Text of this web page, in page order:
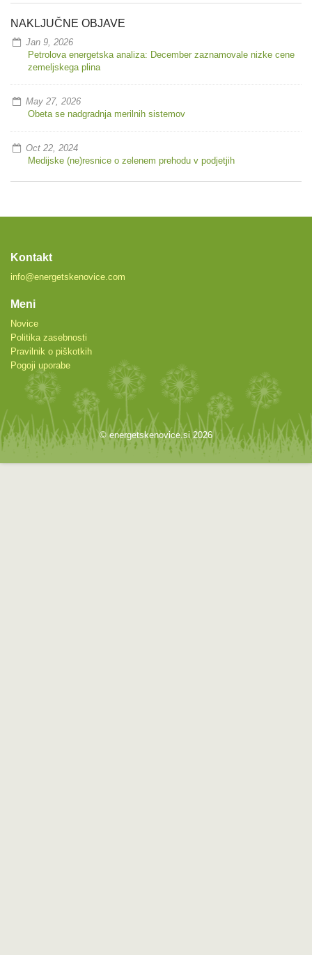
NAKLJUČNE OBJAVE
Jan 9, 2026
Petrolova energetska analiza: December zaznamovale nizke cene
zemeljskega plina
May 27, 2026
Obeta se nadgradnja merilnih sistemov
Oct 22, 2024
Medijske (ne)resnice o zelenem prehodu v podjetjih
Kontakt
info@energetskenovice.com
Meni
Novice
Politika zasebnosti
Pravilnik o piškotkih
Pogoji uporabe
© energetskenovice.si 2026